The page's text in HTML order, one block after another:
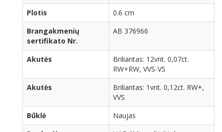
Plotis
0.6 cm
Brangakmenių
sertifikato Nr.
AB 376966
Akutės
Briliantas: 12vnt. 0,07ct.
RW+RW, VVS-VS
Akutės
Briliantas: 1vnt. 0,12ct. RW+,
VVS
Būklė
Naujas